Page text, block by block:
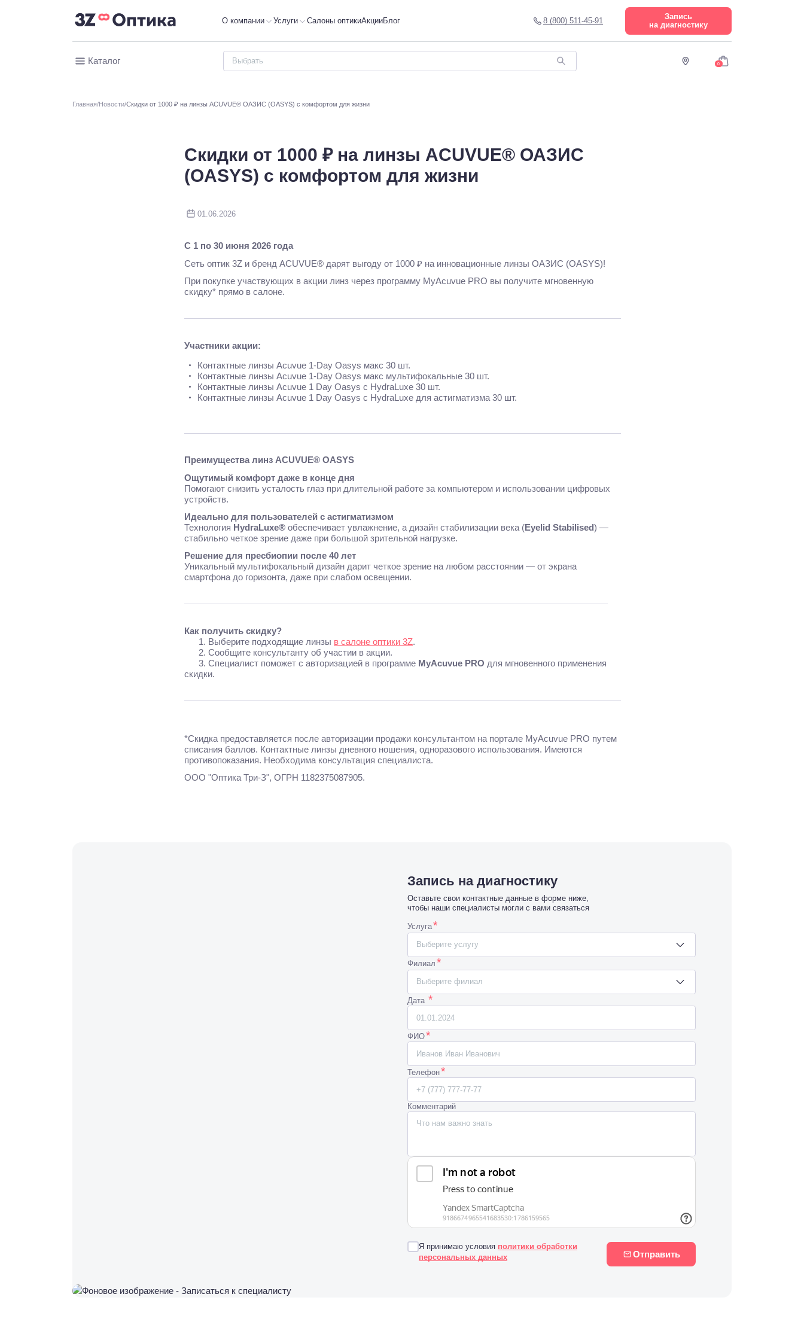
О компании Услуги Салоны оптикиАкцииБлог 8 (800) 511-45-91
Запись
на диагностику
Каталог 0
Главная Новости Скидки от 1000 ₽ на линзы ACUVUE® ОАЗИС (OASYS) с комфортом для жизни
Скидки от 1000 ₽ на линзы ACUVUE® ОАЗИС
(OASYS) с комфортом для жизни
01.06.2026
С 1 по 30 июня 2026 года
Сеть оптик 3Z и бренд ACUVUE® дарят выгоду от 1000 ₽ на инновационные линзы ОАЗИС (OASYS)!
При покупке участвующих в акции линз через программу MyAcuvue PRO вы получите мгновенную
скидку* прямо в салоне.
Участники акции:
Контактные линзы Acuvue 1-Day Oasys макс 30 шт.
Контактные линзы Acuvue 1-Day Oasys макс мультифокальные 30 шт.
Контактные линзы Acuvue 1 Day Oasys с HydraLuxe 30 шт.
Контактные линзы Acuvue 1 Day Oasys с HydraLuxe для астигматизма 30 шт.
Преимущества линз ACUVUE® OASYS
Ощутимый комфорт даже в конце дня
Помогают снизить усталость глаз при длительной работе за компьютером и использовании цифровых
устройств.
Идеально для пользователей с астигматизмом
Технология HydraLuxe® обеспечивает увлажнение, а дизайн стабилизации века (Eyelid Stabilised) —
стабильно четкое зрение даже при большой зрительной нагрузке.
Решение для пресбиопии после 40 лет
Уникальный мультифокальный дизайн дарит четкое зрение на любом расстоянии — от экрана
смартфона до горизонта, даже при слабом освещении.
Как получить скидку?
1. Выберите подходящие линзы в салоне оптики 3Z.
2. Сообщите консультанту об участии в акции.
3. Специалист поможет с авторизацией в программе MyAcuvue PRO для мгновенного применения
скидки.
*Скидка предоставляется после авторизации продажи консультантом на портале MyAcuvue PRO путем
списания баллов. Контактные линзы дневного ношения, одноразового использования. Имеются
противопоказания. Необходима консультация специалиста.
ООО "Оптика Три-З", ОГРН 1182375087905.
Запись на диагностику
Оставьте свои контактные данные в форме ниже,
чтобы наши специалисты могли с вами связаться
Услуга*
Выберите услугу
Филиал *
Выберите филиал
Дата *
ФИО*
Телефон*
Комментарий
Я принимаю условия политики обработки
персональных данных
Отправить